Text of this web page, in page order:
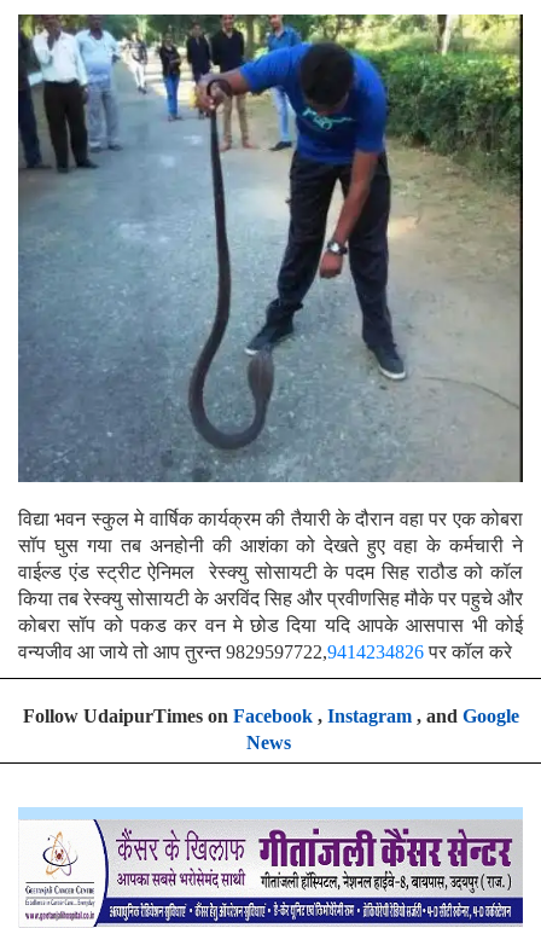
विद्या भवन स्कुल मे वार्षिक कार्यक्रम की तैयारी के दौरान वहा पर एक कोबरा
सॉप घुस गया तब अनहोनी की आशंका को देखते हुए वहा के कर्मचारी ने
वाईल्ड एंड स्ट्रीट ऐनिमल रेस्क्यु सोसायटी के पदम सिह राठौड को कॉल
किया तब रेस्क्यु सोसायटी के अरविंद सिह और प्रवीणसिह मौके पर पहुचे और
कोबरा सॉप को पकड कर वन मे छोड दिया यदि आपके आसपास भी कोई
वन्यजीव आ जाये तो आप तुरन्त 9829597722,9414234826पर कॉल करे
Follow UdaipurTimes on Facebook, Instagram, and Google
News